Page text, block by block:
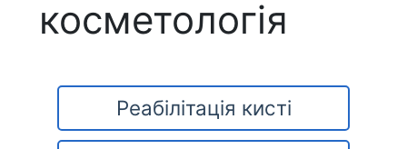
косметологія
Реабілітація кисті